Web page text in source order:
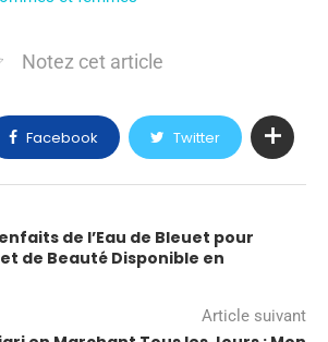
Notez cet article
Facebook Twitter
de l’Eau de Bleuet pour
de Beauté Disponible en
Article suivant